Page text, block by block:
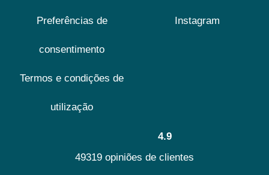
Preferências de
consentimento
Termos e condições de
utilização
Instagram
4.9
49319 opiniões de clientes